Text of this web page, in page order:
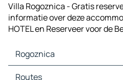
Villa Rogoznica - Gratis
informatie over deze
HOTEL en Reserveer voor de
Rogoznica
Rogoznica Kaarten
Routes